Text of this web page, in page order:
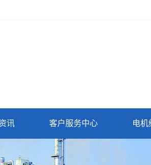
讯 客户服务中心 电机